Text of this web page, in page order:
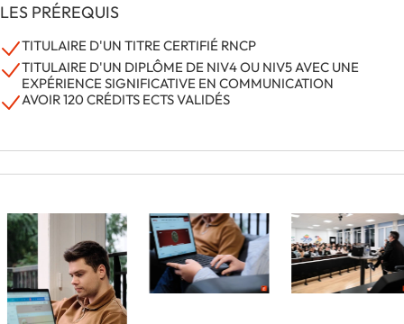
LES PRÉREQUIS
TITULAIRE D'UN TITRE CERTIFIÉ RNCP
TITULAIRE D'UN DIPLÔME DE NIV4 OU NIV5 AVEC UNE
EXPÉRIENCE SIGNIFICATIVE EN COMMUNICATION
AVOIR 120 CRÉDITS ECTS VALIDÉS